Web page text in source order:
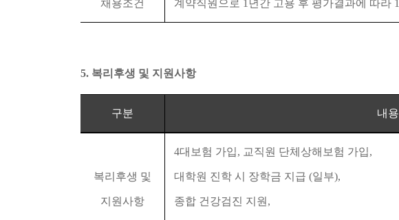
채용조건 계약직원으로 1 년간 고용 후 평가결과에 따라 1
5. 복리후생 및 지원사항
구분 내용
복리후생 및
지원사항
4대보험 가입, 교직원 단체상해보험 가입,
대학원 진학 시 장학금 지급(일부),
종합 건강검진 지원 ,